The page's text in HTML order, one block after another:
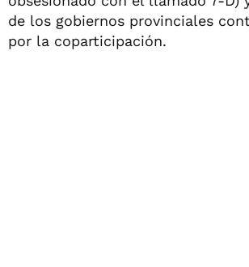
de los gobiernos provinciales
por la coparticipación.